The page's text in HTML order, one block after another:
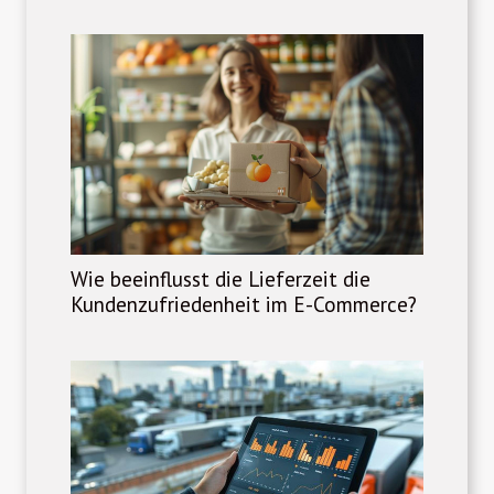
Wie beeinflusst die Lieferzeit die
Kundenzufriedenheit im E-Commerce?